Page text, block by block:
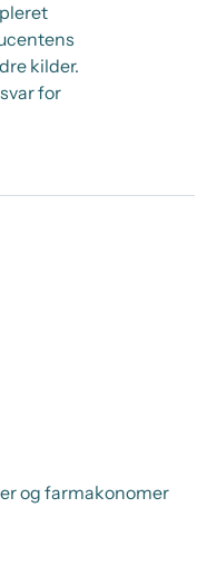
kilder.
for
og farmakonomer